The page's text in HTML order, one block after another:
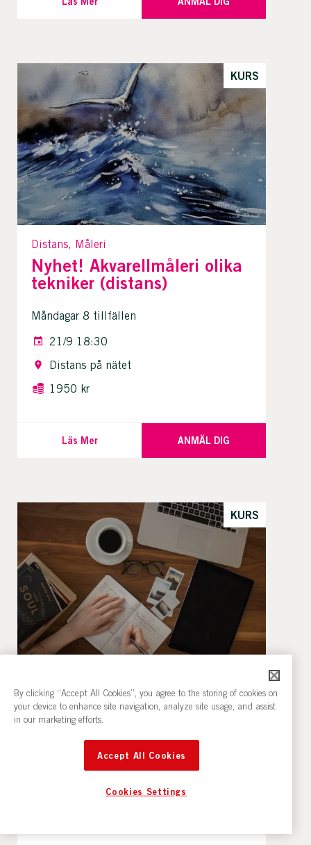
KURS
Distans, Måleri
Nyhet! Akvarellmåleri olika
tekniker (distans)
Måndagar 8 tillfällen
21/9 18:30
Distans på nätet
1950 kr
Läs Mer ANMÄL DIG
KURS
Kreativt skrivande del 1
(nybörjare)
Tisdagar 7 tillfällen
By clicking “Accept All Cookies”, you agree to the storing of cookies on
your device to enhance site navigation, analyze site usage, and assist
in our marketing efforts.
Accept All Cookies
Cookies Settings